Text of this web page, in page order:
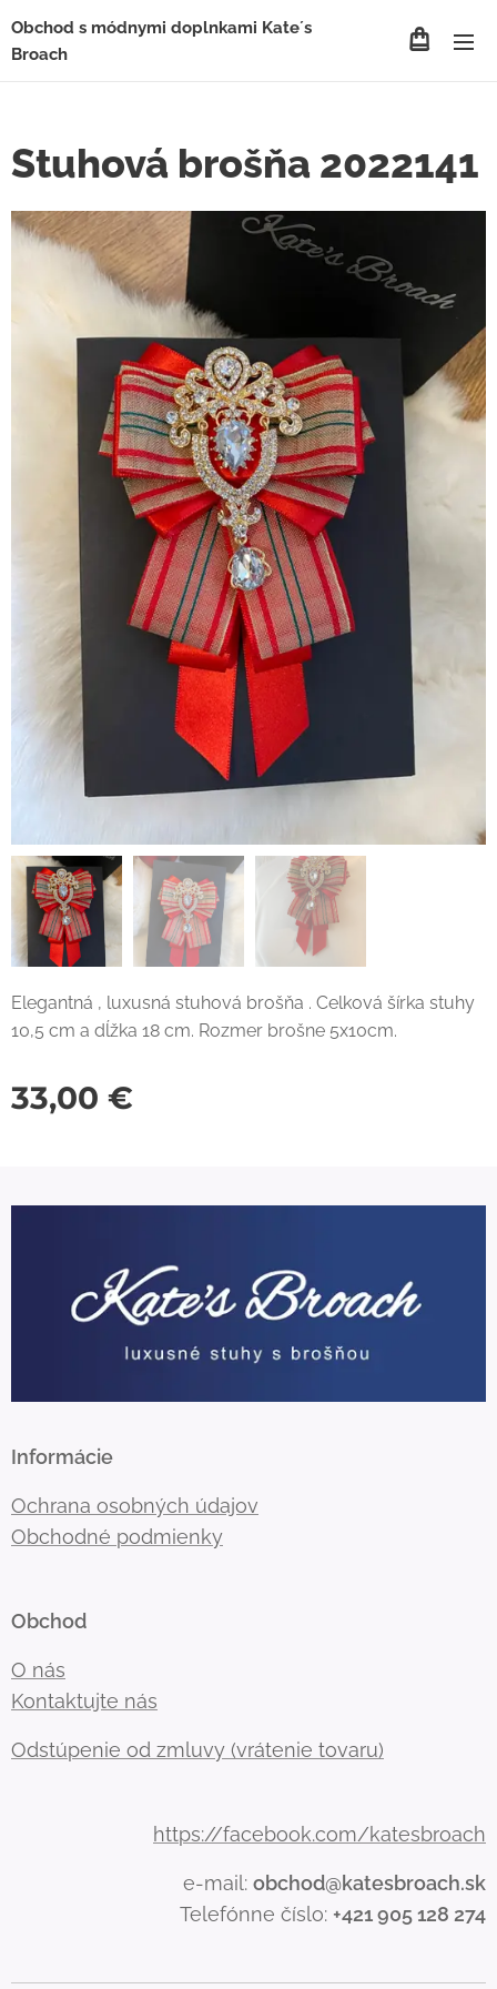
Obchod s módnymi doplnkami Kate´s
Broach
Stuhová brošňa 2022141
Elegantná , luxusná stuhová brošňa . Celková šírka stuhy
10,5 cm a dĺžka 18 cm. Rozmer brošne 5x10cm.
33,00 €
Informácie
Ochrana osobných údajov
Obchodné podmienky
Obchod
O nás
Kontaktujte nás
Odstúpenie od zmluvy (vrátenie tovaru)
https://facebook.com/katesbroach
e-mail: obchod@katesbroach.sk
Telefónne číslo: +421 905 128 274